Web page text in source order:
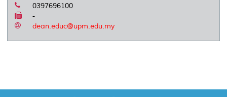
0397696100
-
dean.educ@upm.edu.my